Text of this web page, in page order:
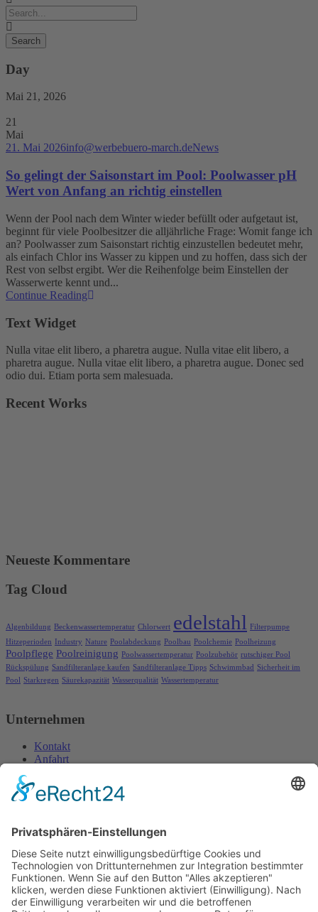
Day
Mai 21, 2026
21
Mai
21. Mai 2026info@werbebuero-march.deNews
So gelingt der Saisonstart im Pool: Poolwasser pH
Wert von Anfang an richtig einstellen
Wenn der Pool nach dem Winter wieder befüllt oder aufgetaut ist,
beginnt für viele Poolbesitzer die alljährliche Frage: Womit fange ich
an? Poolwasser zum Saisonstart richtig einzustellen bedeutet mehr,
als einfach Chlor ins Wasser zu kippen und zu hoffen, dass sich der
Rest von selbst ergibt. Wer die Reihenfolge beim Einstellen der
Wasserwerte kennt und...
Continue Reading
Text Widget
Nulla vitae elit libero, a pharetra augue. Nulla vitae elit libero, a
pharetra augue. Nulla vitae elit libero, a pharetra augue. Donec sed
odio dui. Etiam porta sem malesuada.
Recent Works
Neueste Kommentare
Tag Cloud
Algenbildung Beckenwassertemperatur Chlorwert edelstahl
Filterpumpe
Hitzeperioden
Industry Nature Poolabdeckung Poolbau Poolchemie Poolheizung
Poolpflege Poolreinigung Poolwassertemperatur Poolzubehör rutschiger Pool
Rückspülung Sandfilteranlage kaufen Sandfilteranlage Tipps Schwimmbad
Sicherheit im
Pool
Starkregen Säurekapazität Wasserqualität Wassertemperatur
Unternehmen
Kontakt
Anfahrt
Datenschutzerklärung
Montag:
09 bis 12 Uhr, 13 bis 16:30 Uhr
Dienstag bis Freitag:
09 bis 12 Uhr, 13 bis 17 Uhr
Samstag: 09 bis 12 Uhr